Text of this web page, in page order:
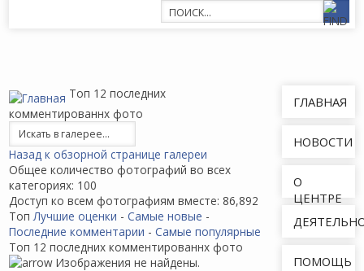
Топ 12 последних
комментированнх фото
Назад к обзорной странице галереи
Общее количество фотографий во всех
категориях: 100
Доступ ко всем фотографиям вместе: 86,892
Топ Лучшие оценки - Самые новые -
Последние комментарии - Самые популярные
Топ 12 последних комментированнх фото
Изображения не найдены.
ГЛАВНАЯ
НОВОСТИ
О
ЦЕНТРЕ
ПОМОЩЬ